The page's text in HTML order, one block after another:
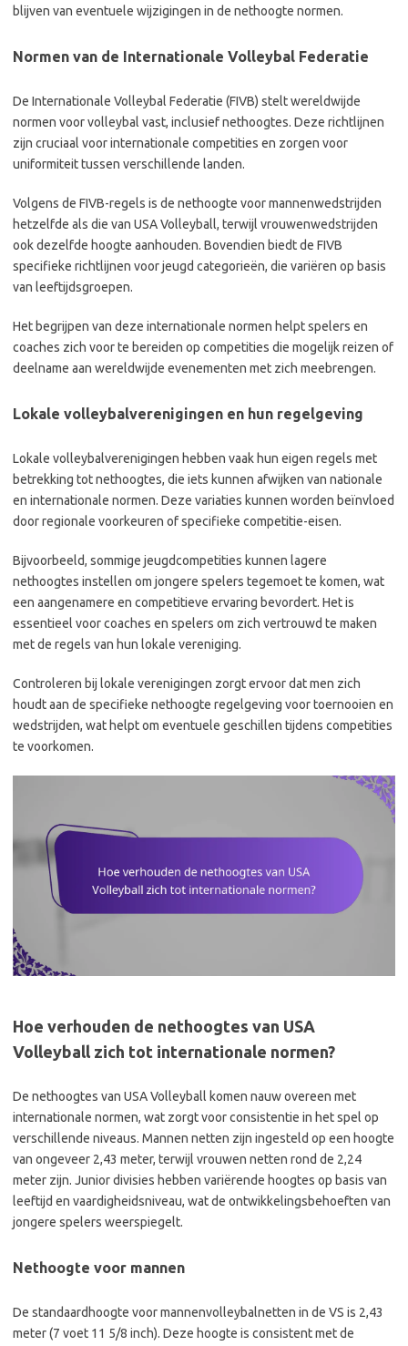
blijven van eventuele wijzigingen in de nethoogte normen.
Normen van de Internationale Volleybal Federatie
De Internationale Volleybal Federatie (FIVB) stelt wereldwijde
normen voor volleybal vast, inclusief nethoogtes. Deze richtlijnen
zijn cruciaal voor internationale competities en zorgen voor
uniformiteit tussen verschillende landen.
Volgens de FIVB-regels is de nethoogte voor mannenwedstrijden
hetzelfde als die van USA Volleyball, terwijl vrouwenwedstrijden
ook dezelfde hoogte aanhouden. Bovendien biedt de FIVB
specifieke richtlijnen voor jeugd categorieën, die variëren op basis
van leeftijdsgroepen.
Het begrijpen van deze internationale normen helpt spelers en
coaches zich voor te bereiden op competities die mogelijk reizen of
deelname aan wereldwijde evenementen met zich meebrengen.
Lokale volleybalverenigingen en hun regelgeving
Lokale volleybalverenigingen hebben vaak hun eigen regels met
betrekking tot nethoogtes, die iets kunnen afwijken van nationale
en internationale normen. Deze variaties kunnen worden beïnvloed
door regionale voorkeuren of specifieke competitie-eisen.
Bijvoorbeeld, sommige jeugdcompetities kunnen lagere
nethoogtes instellen om jongere spelers tegemoet te komen, wat
een aangenamere en competitieve ervaring bevordert. Het is
essentieel voor coaches en spelers om zich vertrouwd te maken
met de regels van hun lokale vereniging.
Controleren bij lokale verenigingen zorgt ervoor dat men zich
houdt aan de specifieke nethoogte regelgeving voor toernooien en
wedstrijden, wat helpt om eventuele geschillen tijdens competities
te voorkomen.
Hoe verhouden de nethoogtes van USA
Volleyball zich tot internationale normen?
De nethoogtes van USA Volleyball komen nauw overeen met
internationale normen, wat zorgt voor consistentie in het spel op
verschillende niveaus. Mannen netten zijn ingesteld op een hoogte
van ongeveer 2,43 meter, terwijl vrouwen netten rond de 2,24
meter zijn. Junior divisies hebben variërende hoogtes op basis van
leeftijd en vaardigheidsniveau, wat de ontwikkelingsbehoeften van
jongere spelers weerspiegelt.
Nethoogte voor mannen
De standaardhoogte voor mannenvolleybalnetten in de VS is 2,43
meter (7 voet 11 5/8 inch). Deze hoogte is consistent met de